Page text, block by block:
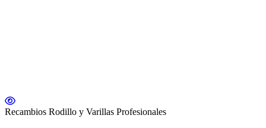
Recambios Rodillo y Varillas Profesionales